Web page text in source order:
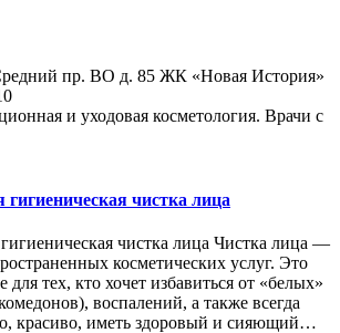
пр. ВО д. 85 ЖК «Новая История»
и уходовая косметология. Врачи с
чистка лица
чистка лица Чистка лица —
косметических услуг. Это
для тех, кто хочет избавиться от «белых»
воспалений, а также всегда
красиво, иметь здоровый и сияющий…